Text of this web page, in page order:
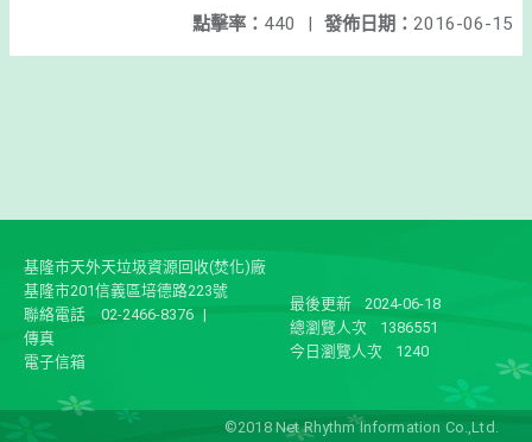
發佈日期： 2016-06-15
點擊率： 440 |
基隆市天外天垃圾資源回收(焚化)廠
基隆市201信義區培德路223號
聯絡電話
02-2466-8376 |
傳真
電子信箱
最後更新
2024-06-18
總瀏覽人次
1386551
今日瀏覽人次
1240
©2018 Net Rhythm Information Co.,Ltd.